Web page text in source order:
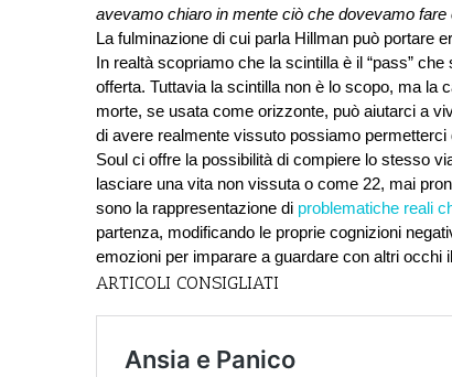
avevamo chiaro in mente ciò che dovevamo
La fulminazione di cui parla Hillman può portare
In realtà scopriamo che la scintilla è il “pass”
offerta. Tuttavia la scintilla non è lo scopo, ma la
morte, se usata come orizzonte, può aiutarci a
di avere realmente vissuto possiamo
Soul ci offre la possibilità di compiere lo stesso
lasciare una vita non vissuta o come 22, mai
sono la rappresentazione di problematiche reali
partenza, modificando le proprie cognizioni
emozioni per imparare a guardare con altri occhi
ARTICOLI CONSIGLIATI